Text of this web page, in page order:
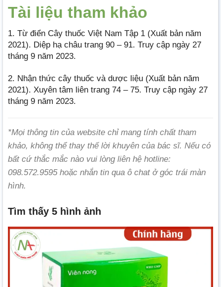
Tài liệu tham khảo
1. Từ điển Cây thuốc Việt Nam Tập 1 (Xuất bản năm
2021). Diệp hạ châu trang 90 – 91. Truy cập ngày 27
tháng 9 năm 2023.
2. Nhận thức cây thuốc và dược liệu (Xuất bản năm
2021). Xuyên tâm liên trang 74 – 75. Truy cập ngày 27
tháng 9 năm 2023.
*Mọi thông tin của website chỉ mang tính chất tham
khảo, không thể thay thế lời khuyên của bác sĩ. Nếu có
bất cứ thắc mắc nào vui lòng liên hệ hotline:
098.572.9595 hoặc nhắn tin qua ô chat ở góc trái màn
hình.
Tìm thấy 5 hình ảnh